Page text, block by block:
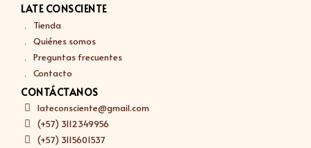
LATE CONSCIENTE
Tienda
Quiénes somos
Preguntas frecuentes
Contacto
CONTÁCTANOS
lateconsciente@gmail.com
(+57) 3112349956
(+57) 3115601537